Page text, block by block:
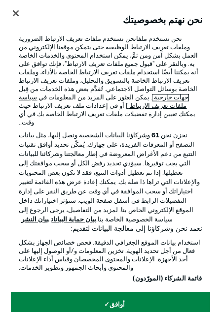
الإعلانات الإخطارات القانونية
شروط الاستخدام القنوات الناقلة
الوظائف جهة النشر
تواصل معنا اللاعبون
© 2026 Bundesliga-Gruppe GmbH
نحن نهتم بخصوصيتك
نحن نستخدم ملفانحن نستخدم ملفات تعريف الارتباط الضرورية
وملفات تعريف الارتباط الوظيفية حتى يتمكن موقعنا الإلكتروني من
العمل بشكل آمن ومن ثمَّ، يمكن استخدام المحتوى والخدمات الخاصة
به. وبالنقر على "قبول جميع ملفات تعريف الارتباط"، فإنك توافق على
أنه يمكننا أيضًا استخدام ملفات تعريف الارتباط الخاصة بالأداء، وملفات
تعريف الارتباط الخاصة بالتسويق والتحليل، وملفات تعريف الارتباط
الخاصة بوسائل التواصل الاجتماعي. تُقدَّم بعض هذه الخدمات من قِبل
جهات خارجية . يمكن العثور على المزيد من المعلومات في سياسة
ملفات تعريف الارتباط
] أو في إعدادات ملف تعريف الارتباط حيث
يمكنك تعيين إدارة تفضيلات ملفات تعريف الارتباط الخاصة بك في أي
وقت..
نخزن نحن 61وشركاؤنا البيانات الشخصية ونصل إليها، مثل بيانات
التصفح أو المعرفات الفريدة، على جهازك. يُمكّن تحديد أوافق تقنيات
التتبع من دعم الأغراض المعروضة في إطار معالجتنا وشركائنا للبيانات
التي يجب توفيرها. سيؤدي تحديد رفض الكل أو سحب موافقتك إلى
تعطيلها. إذا تم تعطيل أدوات التتبع، فقد لا تكون بعض المحتويات
والإعلانات التي تراها ذا صلة بك. يمكنك إعادة عرض هذه القائمة لتغيير
اختياراتك أو سحب الموافقة في أي وقت عن طريق النقر على إدارة
التفضيلات الرابط في أسفل صفحة الويب. ستؤثر اختياراتك داخل
الموقع الإلكتروني الخاص بنا. لمزيد من التفاصيل، يرجى الرجوع إلى
سياسة الخصوصية الخاصة بنا.بيان حماية البيانات بيان النشر
نعمد نحن وشركاؤنا إلى معالجة البيانات لتقديم:
استخدام بيانات الموقع الجغرافي الدقيقة. فحص خصائص الجهاز بشكل
فعال من أجل تحديد الهوية. تخزين المعلومات و/أو الوصول إليها على
أحد الأجهزة. الإعلانات والمحتوى المخصصان وقياس أداء الإعلانات
والمحتوى وأبحاث الجمهور وتطوير الخدمات.
قائمة الشركاء (المورّدون)
أوافق